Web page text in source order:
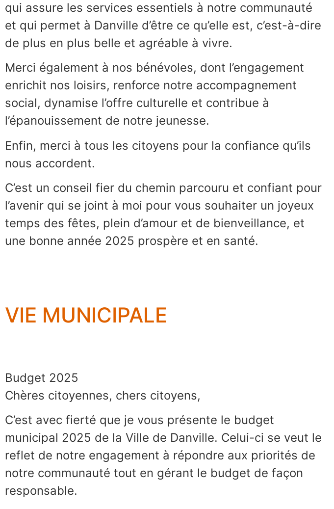
qui assure les services essentiels à notre communauté
et qui permet à Danville d’être ce qu’elle est, c’est-à-dire
de plus en plus belle et agréable à vivre.
Merci également à nos bénévoles, dont l’engagement
enrichit nos loisirs, renforce notre accompagnement
social, dynamise l’offre culturelle et contribue à
l’épanouissement de notre jeunesse.
Enfin, merci à tous les citoyens pour la confiance qu’ils
nous accordent.
C’est un conseil fier du chemin parcouru et confiant pour
l’avenir qui se joint à moi pour vous souhaiter un joyeux
temps des fêtes, plein d’amour et de bienveillance, et
une bonne année 2025 prospère et en santé.
VIE MUNICIPALE
Budget 2025
Chères citoyennes, chers citoyens,
C’est avec fierté que je vous présente le budget
municipal 2025 de la Ville de Danville. Celui-ci se veut le
reflet de notre engagement à répondre aux priorités de
notre communauté tout en gérant le budget de façon
responsable.